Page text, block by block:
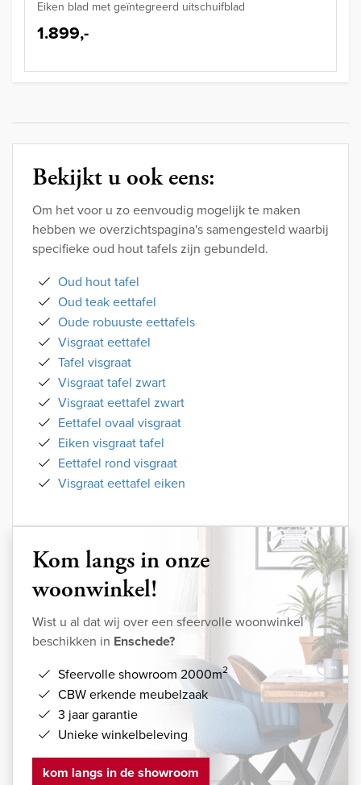
Eiken blad met geïntegreerd uitschuifblad
1.899,-
Bekijkt u ook eens:
Om het voor u zo eenvoudig mogelijk te maken
hebben we overzichtspagina's samengesteld waarbij
specifieke oud hout tafels zijn gebundeld.
Oud hout tafel
Oud teak eettafel
Oude robuuste eettafels
Visgraat eettafel
Tafel visgraat
Visgraat tafel zwart
Visgraat eettafel zwart
Eettafel ovaal visgraat
Eiken visgraat tafel
Eettafel rond visgraat
Visgraat eettafel eiken
Kom langs in onze
woonwinkel!
Wist u al dat wij over een sfeervolle woonwinkel
beschikken in Enschede?
Sfeervolle showroom 2000m2
CBW erkende meubelzaak
3 jaar garantie
Unieke winkelbeleving
kom langs in de showroom